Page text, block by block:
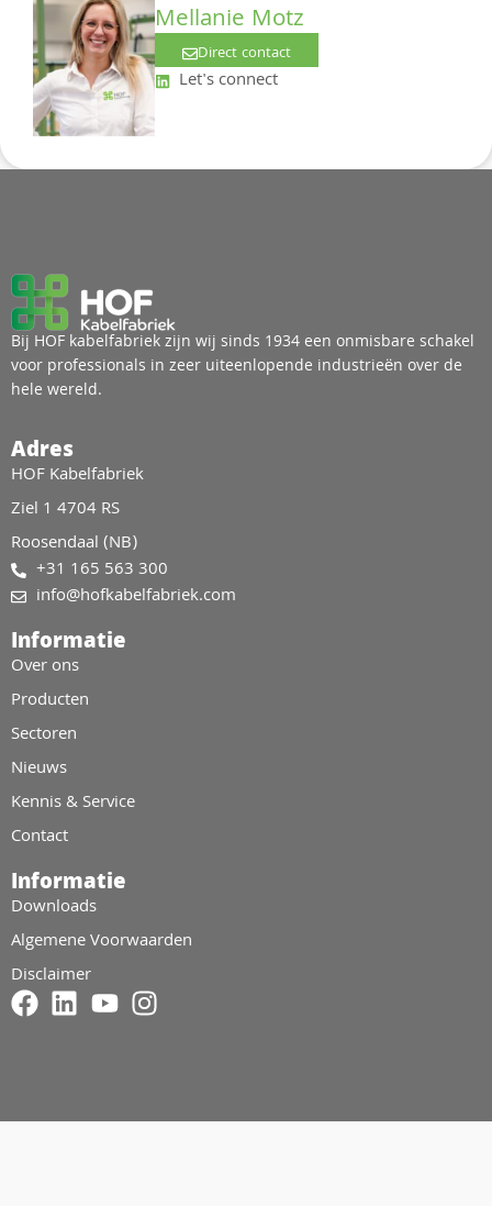
Mellanie Motz
Direct contact
Let's connect
Bij HOF kabelfabriek zijn wij sinds 1934 een onmisbare schakel
voor professionals in zeer uiteenlopende industrieën over de
hele wereld.
Informatie
Downloads
Algemene Voorwaarden
Disclaimer
Adres
HOF Kabelfabriek
Ziel 1 4704 RS
Roosendaal (NB)
+31 165 563 300
info@hofkabelfabriek.com
Informatie
Over ons
Producten
Sectoren
Nieuws
Kennis & Service
Contact